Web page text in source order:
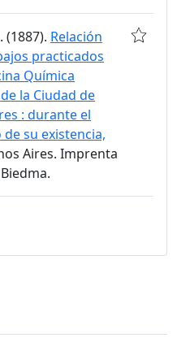
(1887). Relación
practicados
Química
la Ciudad de
: durante el
su existencia,
Aires. Imprenta